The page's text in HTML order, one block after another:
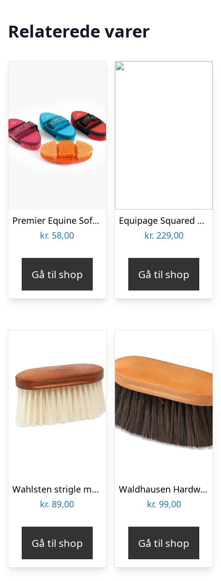
Relaterede varer
Premier Equine Soft-Touch Flexi Body Brush – Blå/peacock
kr. 58,00
Gå til shop
Equipage Squared Diamond Strigletaske
kr. 229,00
Gå til shop
Wahlsten strigle med lange børster
kr. 89,00
Gå til shop
Waldhausen Hardwood “ANTI-DUST” blød børste
kr. 99,00
Gå til shop